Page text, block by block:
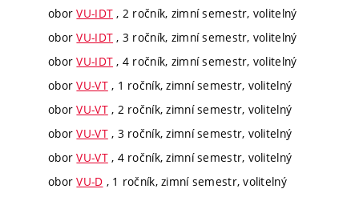
oborVU-IDT , 2 ročník, zimní semestr, volitelný
oborVU-IDT , 3 ročník, zimní semestr, volitelný
oborVU-IDT , 4 ročník, zimní semestr, volitelný
oborVU-VT, 1 ročník, zimní semestr, volitelný
oborVU-VT, 2 ročník, zimní semestr, volitelný
oborVU-VT, 3 ročník, zimní semestr, volitelný
oborVU-VT, 4 ročník, zimní semestr, volitelný
oborVU-D , 1 ročník, zimní semestr, volitelný